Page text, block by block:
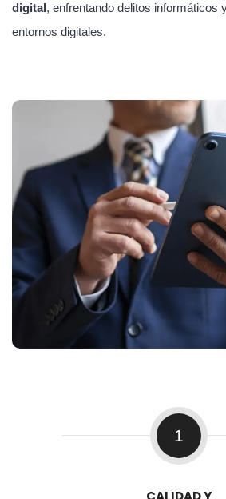
digital, enfrentando delitos informáticos
entornos digitales.
1